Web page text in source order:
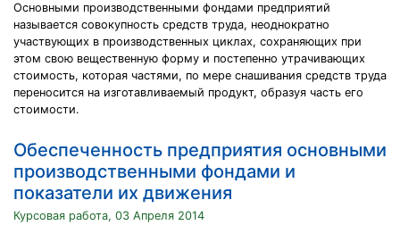
Основными производственными фондами предприятий
называется совокупность средств труда, неоднократно
участвующих в производственных циклах, сохраняющих при
этом свою вещественную форму и постепенно утрачивающих
стоимость, которая частями, по мере снашивания средств труда
переносится на изготавливаемый продукт, образуя часть его
стоимости.
Обеспеченность предприятия основными
производственными фондами и
показатели их движения
Курсовая работа, 03 Апреля 2014